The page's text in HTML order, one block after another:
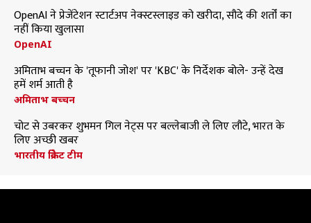
OpenAI ने प्रेजेंटेशन स्टार्टअप नेक्स्टस्लाइड को खरीदा, सौदे की शर्तों का
नहीं किया खुलासा
OpenAI
अमिताभ बच्चन के 'तूफानी जोश' पर 'KBC' के निर्देशक बोले- उन्हें देख
हमें शर्म आती है
अमिताभ बच्चन
चोट से उबरकर शुभमन गिल नेट्स पर बल्लेबाजी ले लिए लौटे, भारत के
लिए अच्छी खबर
भारतीय क्रिकेट टीम